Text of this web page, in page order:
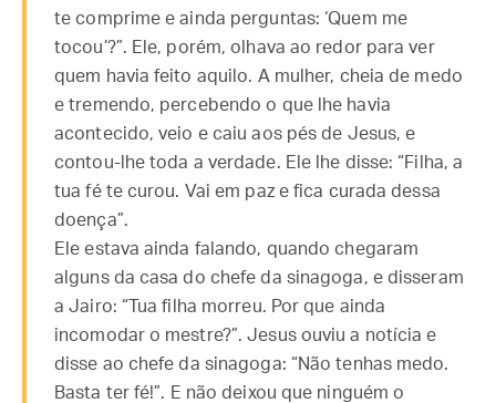
te comprime e ainda perguntas: ‘Quem me
tocou’?”. Ele, porém, olhava ao redor para ver
quem havia feito aquilo. A mulher, cheia de medo
e tremendo, percebendo o que lhe havia
acontecido, veio e caiu aos pés de Jesus, e
contou-lhe toda a verdade. Ele lhe disse: “Filha, a
tua fé te curou. Vai em paz e fica curada dessa
doença”.
Ele estava ainda falando, quando chegaram
alguns da casa do chefe da sinagoga, e disseram
a Jairo: “Tua filha morreu. Por que ainda
incomodar o mestre?”. Jesus ouviu a notícia e
disse ao chefe da sinagoga: “Não tenhas medo.
Basta ter fé!”. E não deixou que ninguém o